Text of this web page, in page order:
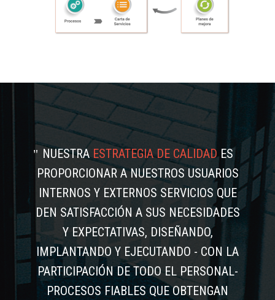
NUESTRAESTRATEGIA DE CALIDADES
PROPORCIONAR A NUESTROS USUARIOS
INTERNOS Y EXTERNOS SERVICIOS QUE
DEN SATISFACCIÓN A SUS NECESIDADES
Y EXPECTATIVAS, DISEÑANDO,
IMPLANTANDO Y EJECUTANDO - CON LA
PARTICIPACIÓN DE TODO EL PERSONAL-
PROCESOS FIABLES QUE OBTENGAN